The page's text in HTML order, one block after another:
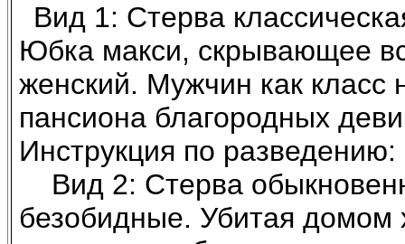
Вид 1: Стерва
Юбка макси, скрывающее
женский. Мужчин как класс
пансиона благородных
Инструкция по
Вид 2: Стерва
безобидные. Убитая домом